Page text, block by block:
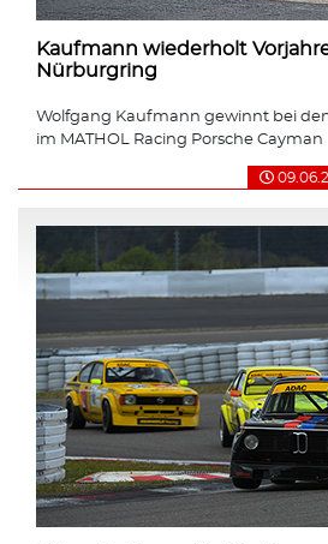
Kaufmann wiederholt
Nürburgring
Wolfgang Kaufmann gewinnt bei
im MATHOL Racing Porsche Cayman